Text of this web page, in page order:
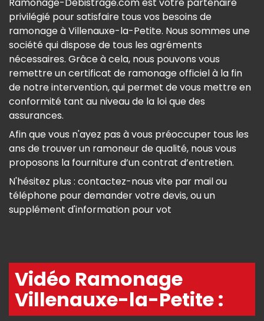
privilégié pour satisfaire tous vos besoins de
ramonage à Villenauxe-la-Petite. Nous sommes une
société qui dispose de tous les agréments
nécessaires. Grâce à cela, nous pouvons vous
remettre un certificat de ramonage officiel à la fin
de notre intervention, qui permet de vous mettre en
conformité tant au niveau de la loi que des
assurances.
Afin que vous n'ayez pas à vous préoccuper tous les
ans de trouver un ramoneur de qualité, nous vous
proposons la fourniture d’un contrat d’entretien.
N'hésitez plus : contactez-nous vite par mail ou
téléphone pour demander votre devis, ou un
supplément d'information pour vot
Vidéo Ramonage
Villenauxe-la-Petite :